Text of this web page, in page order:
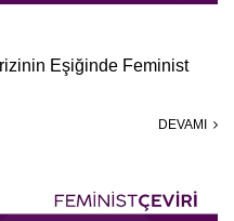
Eşiğinde Feminist
DEVAMI